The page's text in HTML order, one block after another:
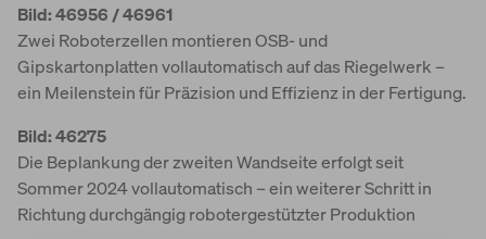
Bild: 46956 / 46961
Zwei Roboterzellen montieren OSB- und
Gipskartonplatten vollautomatisch auf das Riegelwerk –
ein Meilenstein für Präzision und Effizienz in der Fertigung.
Bild: 46275
Die Beplankung der zweiten Wandseite erfolgt seit
Sommer 2024 vollautomatisch – ein weiterer Schritt in
Richtung durchgängig robotergestützter Produktion